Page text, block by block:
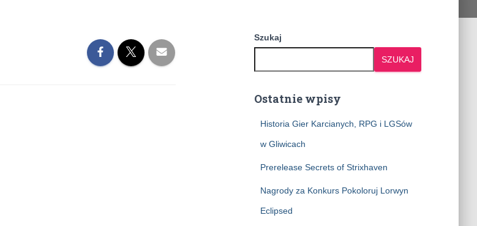
Szukaj
SZUKAJ
Ostatnie wpisy
Historia Gier Karcianych, RPG i LGSów
w Gliwicach
Prerelease Secrets of Strixhaven
Nagrody za Konkurs Pokoloruj Lorwyn
Eclipsed